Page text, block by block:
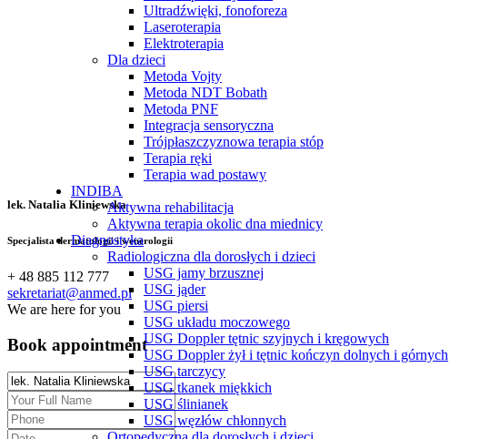
Ultradźwięki, fonoforeza
Laseroterapia
Elektroterapia
Dla dzieci
Metoda Vojty
Metoda NDT Bobath
Metoda PNF
Integracja sensoryczna
Trójpłaszczyznowa terapia stóp
Terapia ręki
Terapia wad postawy
INDIBA
Aktywna rehabilitacja
Aktywna terapia okolic dna miednicy
Diagnostyka
Radiologiczna dla dorosłych i dzieci
USG jamy brzusznej
USG jąder
USG piersi
USG układu moczowego
USG Doppler tętnic szyjnych i kręgowych
USG Doppler żył i tętnic kończyn dolnych i górnych
USG tarczycy
USG tkanek miękkich
USG ślinianek
USG węzłów chłonnych
lek. Natalia Kliniewska
Specjalista dermatologii i wenerologii
+ 48 885 112 777
sekretariat@anmed.pl
We are here for you
Book appointment